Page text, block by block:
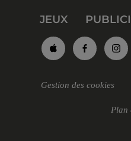
JEUX
Gestion des cookies
Plan